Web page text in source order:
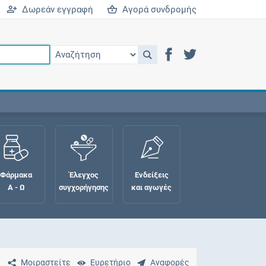
Δωρεάν εγγραφή Αγορά συνδρομής
Φάρμακα
Α - Ω
Έλεγχος
συγχορήγησης
Ενδείξεις
και αγωγές
Μοιραστείτε Ευρετήριο Αναφορές